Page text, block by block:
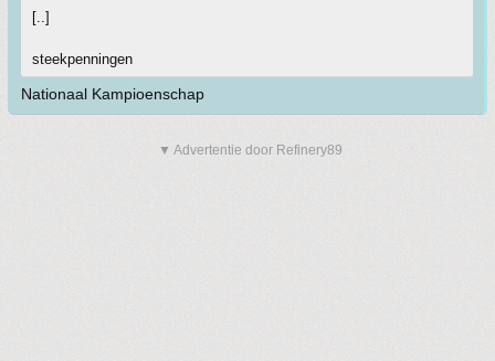
[..]
steekpenningen
Nationaal Kampioenschap
▼ Advertentie door Refinery89